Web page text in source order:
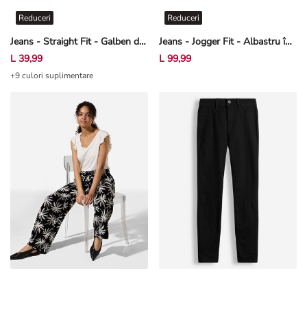
Jeans - Straight Fit - Galben deschis
Reduceri
L 39,99
+9 culori suplimentare
Jeans - Jogger Fit - Albastru închis
Reduceri
L 99,99